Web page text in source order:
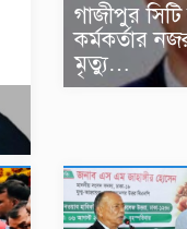
গাজীপুর
কর্মকর্তার
মৃত্যু…